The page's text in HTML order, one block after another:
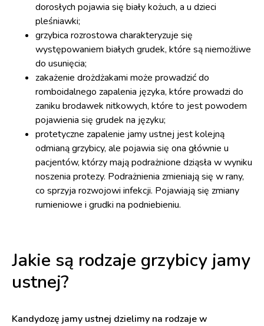
dorosłych pojawia się biały kożuch, a u dzieci
pleśniawki;
grzybica rozrostowa charakteryzuje się
występowaniem białych grudek, które są niemożliwe
do usunięcia;
zakażenie drożdżakami może prowadzić do
romboidalnego zapalenia języka, które prowadzi do
zaniku brodawek nitkowych, które to jest powodem
pojawienia się grudek na języku;
protetyczne zapalenie jamy ustnej jest kolejną
odmianą grzybicy, ale pojawia się ona głównie u
pacjentów, którzy mają podrażnione dziąsła w wyniku
noszenia protezy. Podrażnienia zmieniają się w rany,
co sprzyja rozwojowi infekcji. Pojawiają się zmiany
rumieniowe i grudki na podniebieniu.
Jakie są rodzaje grzybicy jamy
ustnej?
Kandydozę jamy ustnej dzielimy na rodzaje w